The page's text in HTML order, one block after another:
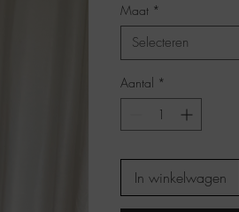
Maat *
Selecteren
Aantal *
In winkelwagen